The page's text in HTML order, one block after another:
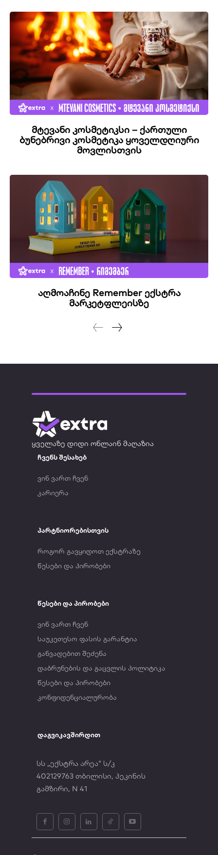
მტევანი კოსმეტიკსი – ქართული
ბუნებრივი კოსმეტიკა ყოველდღიური
მოვლისთვის
აღმოაჩინე Remember ექსტრა
მარკეტფლეისზე
ყველაზე დიდი ონლაინ მაღაზია
ჩვენს შესახებ
ვინ ვართ ჩვენ
კარიერა
პარტნიორებისთვის
როგორ გავყიდოთ ექსტრაზე
წესები და პირობები
წესები და პირობები
ვინ ვართ ჩვენ
საუკეთესო ფასის გარანტია
განვადებით შეძენა
დაბრუნების და გაცვლის პოლიტიკა
წესები და პირობები
კონფიდენციალურობა
დაგვიკავშირდით
სს „ექსტრა არეა“ ს/კ
402129763 თბილისი, პეკინის
გამზირი, N 41